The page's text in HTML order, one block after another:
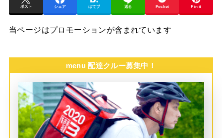
ポスト シェア はてブ 送る Pocket Pin it
当ページはプロモーションが含まれています
menu 配達クルー募集中！